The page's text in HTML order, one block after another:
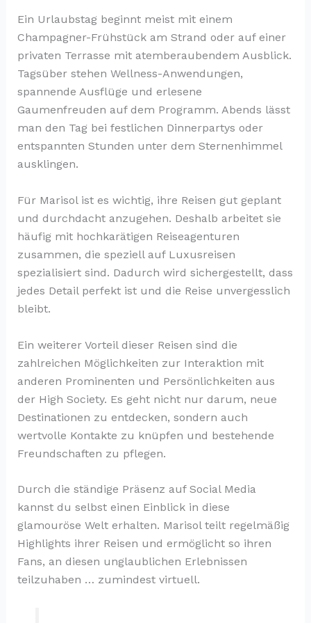
Ein Urlaubstag beginnt meist mit einem
Champagner-Frühstück am Strand oder auf einer
privaten Terrasse mit atemberaubendem Ausblick.
Tagsüber stehen Wellness-Anwendungen,
spannende Ausflüge und erlesene
Gaumenfreuden auf dem Programm. Abends lässt
man den Tag bei festlichen Dinnerpartys oder
entspannten Stunden unter dem Sternenhimmel
ausklingen.
Für Marisol ist es wichtig, ihre Reisen gut geplant
und durchdacht anzugehen. Deshalb arbeitet sie
häufig mit hochkarätigen Reiseagenturen
zusammen, die speziell auf Luxusreisen
spezialisiert sind. Dadurch wird sichergestellt, dass
jedes Detail perfekt ist und die Reise unvergesslich
bleibt.
Ein weiterer Vorteil dieser Reisen sind die
zahlreichen Möglichkeiten zur Interaktion mit
anderen Prominenten und Persönlichkeiten aus
der High Society. Es geht nicht nur darum, neue
Destinationen zu entdecken, sondern auch
wertvolle Kontakte zu knüpfen und bestehende
Freundschaften zu pflegen.
Durch die ständige Präsenz auf Social Media
kannst du selbst einen Einblick in diese
glamouröse Welt erhalten. Marisol teilt regelmäßig
Highlights ihrer Reisen und ermöglicht so ihren
Fans, an diesen unglaublichen Erlebnissen
teilzuhaben … zumindest virtuell.